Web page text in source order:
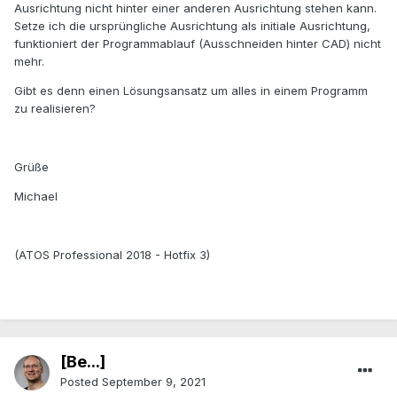
Ausrichtung nicht hinter einer anderen Ausrichtung stehen kann.
Setze ich die ursprüngliche Ausrichtung als initiale Ausrichtung,
funktioniert der Programmablauf (Ausschneiden hinter CAD) nicht
mehr.
Gibt es denn einen Lösungsansatz um alles in einem Programm
zu realisieren?
Grüße
Michael
(ATOS Professional 2018 - Hotfix 3)
[Be...]
Posted September 9, 2021